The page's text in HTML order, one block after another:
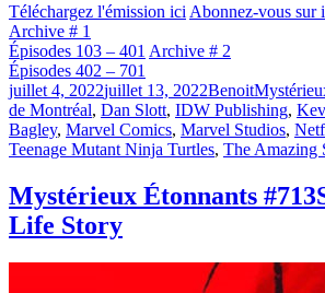
Téléchargez l'émission ici Abonnez-vous sur
Archive # 1
Épisodes 103 – 401 Archive # 2
Épisodes 402 – 701
Publié
le
juillet 4, 2022juillet 13, 2022BenoitCatégories
de Montréal, Dan Slott, IDW Publishing,
Bagley, Marvel Comics, Marvel Studios,
Teenage Mutant Ninja Turtles, The Amazing
Mystérieux Étonnants #713
Life Story